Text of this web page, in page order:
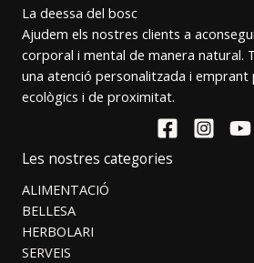
La deessa del bosc
Ajudem els nostres clients a
corporal i mental de manera natural.
una atenció personalitzada i
ecològics i de proximitat.
Les nostres categories
ALIMENTACIÓ
BELLESA
HERBOLARI
SERVEIS